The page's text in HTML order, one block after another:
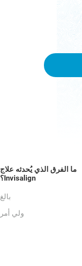
ما الفرق الذي يُحدثه علاج
Invisalign؟
بالغ
ولي أمر